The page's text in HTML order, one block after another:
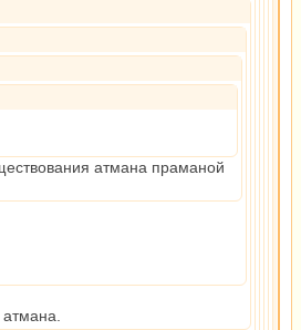
атмана праманой